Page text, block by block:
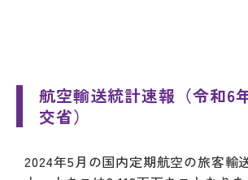
航空輸送統計速報（令和6
交省）
2024年5月の国内定期航空の旅客輸